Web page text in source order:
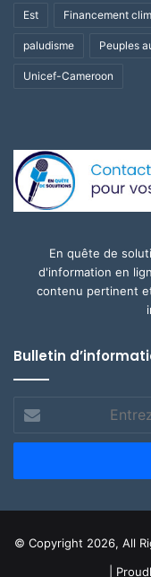
Est Financement
paludisme Peuples
Unicef-Cameroon
En quête de
d'information en
contenu pertinent
Bulletin
votre
adresse
© Copyright 2026, All
|